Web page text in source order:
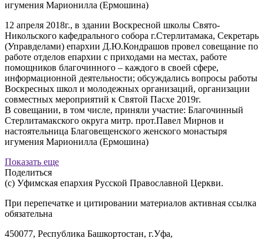
игумения Марионилла (Ермошина)
12 апреля 2018г., в здании Воскресной школы Свято-
Никольского кафедрального собора г.Стерлитамака, Секретарь
(Управделами) епархии Д.Ю.Кондрашов провел совещание по
работе отделов епархии с приходами на местах, работе
помощников благочинного – каждого в своей сфере,
информационной деятельности; обсуждались вопросы работы
Воскресных школ и молодежных организаций, организации
совместных мероприятий к Святой Пасхе 2019г.
В совещании, в том числе, приняли участие: Благочинный
Стерлитамакского округа митр. прот.Павел Мирнов и
настоятельница Благовещенского женского монастыря
игумения Марионилла (Ермошина)
Показать еще
Поделиться
(с) Уфимская епархия Русской Православной Церкви.
При перепечатке и цитировании материалов активная ссылка
обязательна
450077, Республика Башкортостан, г.Уфа,